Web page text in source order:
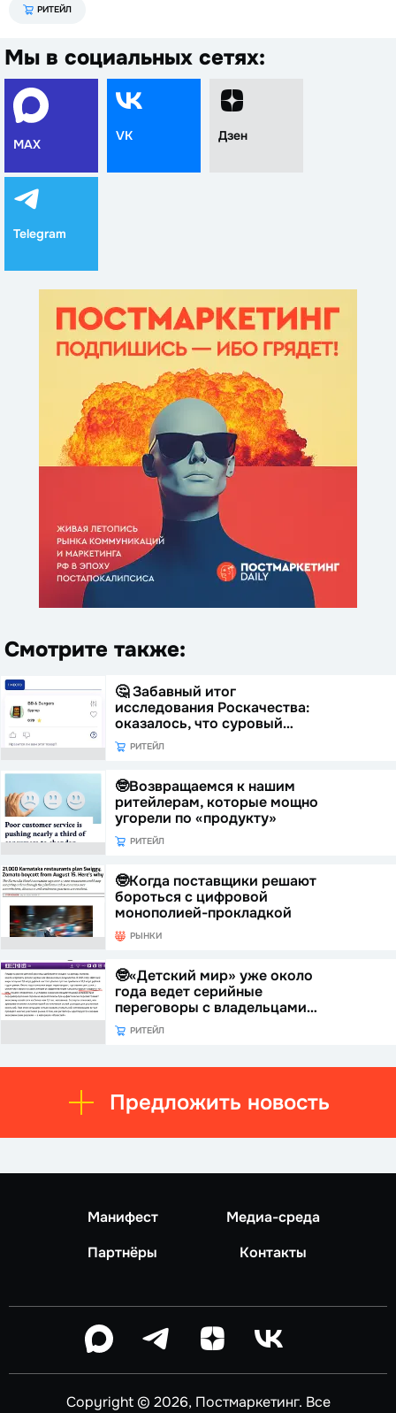
РИТЕЙЛ
Мы в социальных сетях:
MAX
VK Дзен
Telegram
Смотрите также:
🤔 Забавный итог
исследования Роскачества:
оказалось, что суровый…
РИТЕЙЛ
🤓Возвращаемся к нашим
ритейлерам, которые мощно
угорели по «продукту»
РИТЕЙЛ
🤓Когда поставщики решают
бороться с цифровой
монополией-прокладкой
РЫНКИ
🤓«Детский мир» уже около
года ведет серийные
переговоры с владельцами…
РИТЕЙЛ
Предложить новость
Манифест
Медиа-среда
Партнёры
Контакты
Copyright © 2026, Постмаркетинг. Все